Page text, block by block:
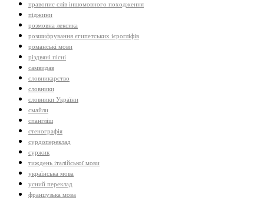
правопис слів іншомовного походження
піджини
розмовна лексика
розшифрування єгипетських ієрогліфів
романські мови
різдвяні пісні
самвидав
словникарство
словники
словники України
смайли
спангліш
стенографія
сурдопереклад
суржик
тиждень італійської мови
українська мова
усний переклад
французька мова